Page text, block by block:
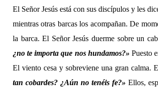
El Señor Jesús está con sus discípulos y les
mientras otras barcas los acompañan. De
la barca. El Señor Jesús duerme sobre un
¿no te importa que nos hundamos?» Puesto
El viento cesa y sobreviene una gran calma.
tan cobardes? ¿Aún no tenéis fe?» Ellos,